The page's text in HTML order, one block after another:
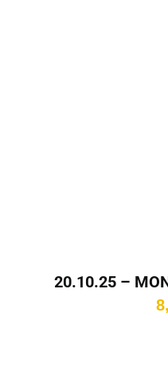
20.10.25 –